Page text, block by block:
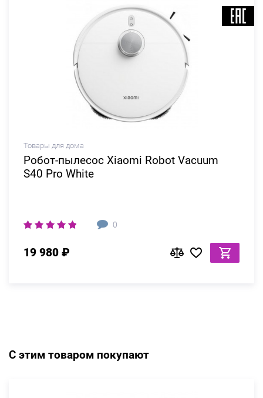
Товары для дома
Робот-пылесос Xiaomi Robot Vacuum
S40 Pro White
0
19 980 ₽
С этим товаром покупают